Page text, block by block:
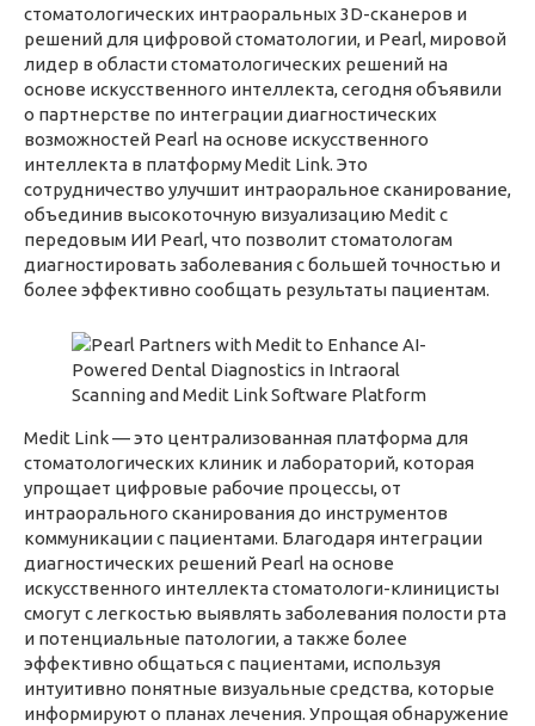
стоматологических интраоральных 3D-сканеров и
решений для цифровой стоматологии, и Pearl, мировой
лидер в области стоматологических решений на
основе искусственного интеллекта, сегодня объявили
о партнерстве по интеграции диагностических
возможностей Pearl на основе искусственного
интеллекта в платформу Medit Link. Это
сотрудничество улучшит интраоральное сканирование,
объединив высокоточную визуализацию Medit с
передовым ИИ Pearl, что позволит стоматологам
диагностировать заболевания с большей точностью и
более эффективно сообщать результаты пациентам.
Medit Link — это централизованная платформа для
стоматологических клиник и лабораторий, которая
упрощает цифровые рабочие процессы, от
интраорального сканирования до инструментов
коммуникации с пациентами. Благодаря интеграции
диагностических решений Pearl на основе
искусственного интеллекта стоматологи-клиницисты
смогут с легкостью выявлять заболевания полости рта
и потенциальные патологии, а также более
эффективно общаться с пациентами, используя
интуитивно понятные визуальные средства, которые
информируют о планах лечения. Упрощая обнаружение